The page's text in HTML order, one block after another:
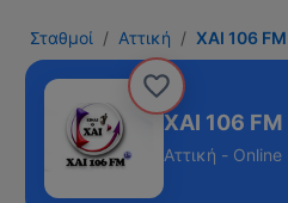
Σταθμοί Αττική XAI 106 FM
XAI 106 FM
Αττική - Online